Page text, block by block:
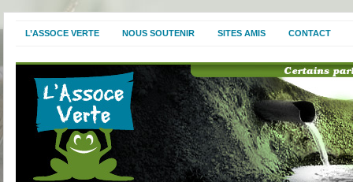
L’ASSOCE VERTE NOUS SOUTENIR SITES AMIS CONTACT